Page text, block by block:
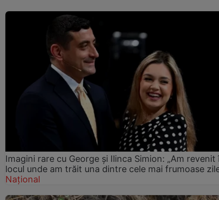
Imagini rare cu George și Ilinca Simion: „Am revenit
locul unde am trăit una dintre cele mai frumoase
Național